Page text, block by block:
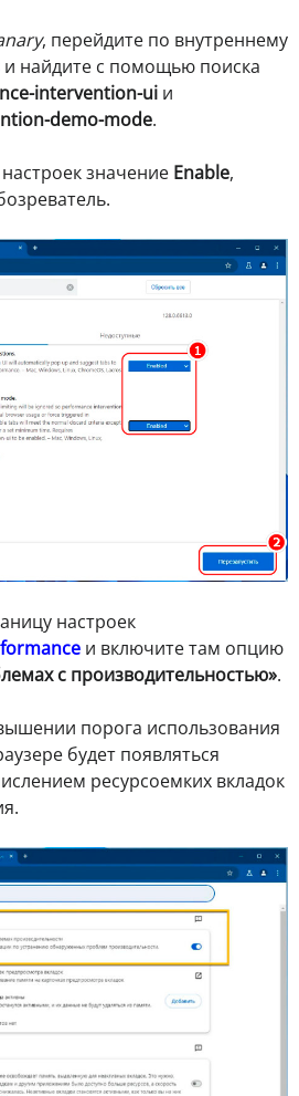
, перейдите по внутреннему
и найдите с помощью поиска
intervention-ui и
demo-mode.
значение Enable,
настроек
и включите там опцию
с производительностью».
порога использования
будет появляться
ресурсоемких вкладок